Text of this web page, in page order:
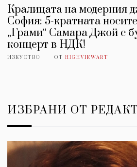
Кралицата на модерния
София: 5-кратната
„Грами“ Самара Джой с
концерт в НДК!
ИЗКУСТВО ОТ HIGHVIEWART
ИЗБРАНИ ОТ